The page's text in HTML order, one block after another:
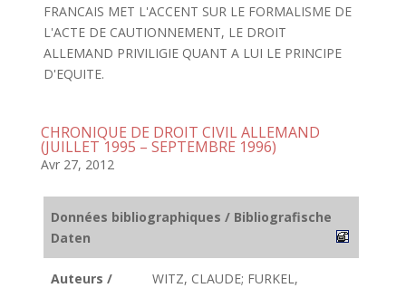
FRANCAIS MET L'ACCENT SUR LE FORMALISME DE
L'ACTE DE CAUTIONNEMENT, LE DROIT
ALLEMAND PRIVILIGIE QUANT A LUI LE PRINCIPE
D'EQUITE.
CHRONIQUE DE DROIT CIVIL ALLEMAND
(JUILLET 1995 – SEPTEMBRE 1996)
Avr 27, 2012
Données bibliographiques / Bibliografische
Daten
Auteurs /
WITZ, CLAUDE; FURKEL,